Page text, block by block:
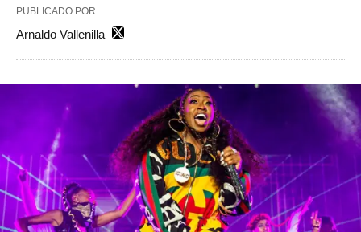
PUBLICADO POR
Arnaldo Vallenilla